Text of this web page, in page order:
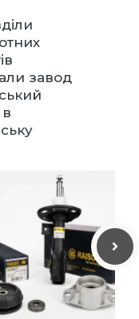
завод